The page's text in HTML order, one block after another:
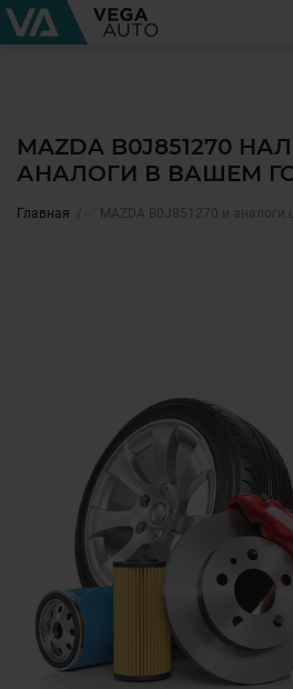
MAZDA B0J851270
АНАЛОГИ В ВАШЕМ
Главная ✅ MAZDA B0J851270 и аналоги